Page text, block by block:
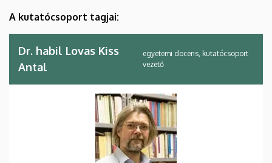
A kutatócsoport tagjai:
Dr. habil Lovas Kiss
Antal
egyetemi docens, kutatócsoport
vezető